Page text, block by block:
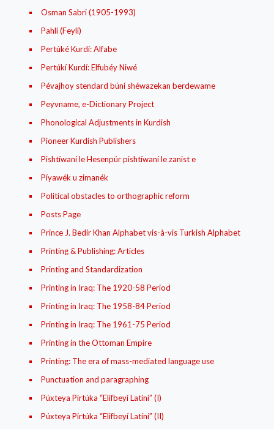
Osman Sabri (1905-1993)
Pahli (Feylí)
Pertúké Kurdí: Alfabe
Pertúkí Kurdí: Elfubéy Niwé
Pévajhoy stendard búní shéwazekan berdewame
Peyvname, e-Dictionary Project
Phonological Adjustments in Kurdish
Pioneer Kurdish Publishers
Pishtíwaní le Hesenpúr pishtíwaní le zanist e
Píyawék u zimanék
Political obstacles to orthographic reform
Posts Page
Prince J. Bedir Khan Alphabet vis-à-vis Turkish Alphabet
Printing & Publishing: Articles
Printing and Standardization
Printing in Iraq: The 1920-58 Period
Printing in Iraq: The 1958-84 Period
Printing in Iraq: The 1961-75 Period
Printing in the Ottoman Empire
Printing: The era of mass-mediated language use
Punctuation and paragraphing
Púxteya Pirtúka “Elifbeyí Latíní” (I)
Púxteya Pirtúka “Elifbeyí Latíní” (II)